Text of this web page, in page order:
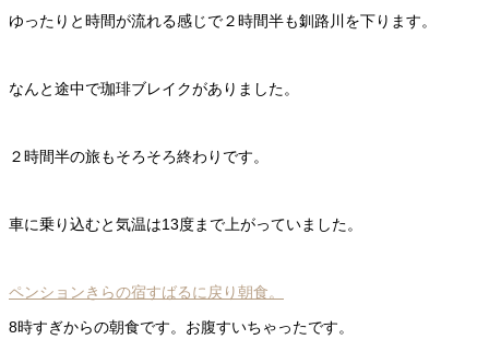
ゆったりと時間が流れる感じで２時間半も釧路川を下ります。
なんと途中で珈琲ブレイクがありました。
２時間半の旅もそろそろ終わりです。
車に乗り込むと気温は13度まで上がっていました。
ペンションきらの宿すばるに戻り朝食。
8時すぎからの朝食です。お腹すいちゃったです。